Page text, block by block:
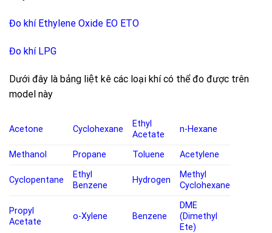
Đo khí Ethylene Oxide EO ETO
Đo khí LPG
Dưới đây là bảng liệt kê các loại khí có thể đo được trên
model này
Acetone Cyclohexane
Ethyl
Acetate
n-Hexane
Methanol Propane Toluene Acetylene
Cyclopentane
Ethyl
Benzene
Hydrogen
Methyl
Cyclohexane
Propyl
Acetate
o-Xylene Benzene
DME
(Dimethyl
Ete)